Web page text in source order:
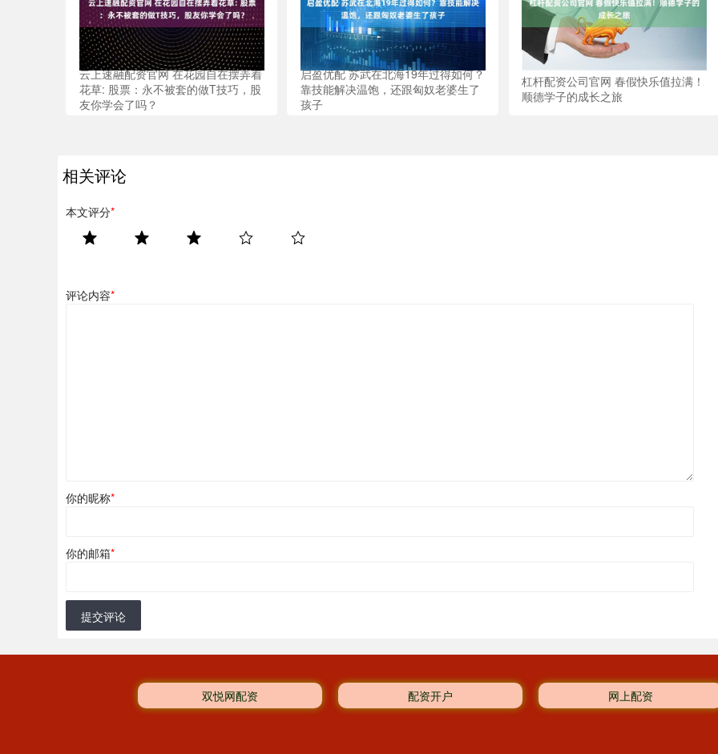
云上速融配资官网 在花园自在摆弄着
花草: 股票：永不被套的做T技巧，股
友你学会了吗？
启盈优配 苏武在北海19年过得如何？
靠技能解决温饱，还跟匈奴老婆生了
孩子
杠杆配资公司官网 春假快乐值拉满！
顺德学子的成长之旅
相关评论
本文评分*
评论内容*
你的昵称*
你的邮箱*
提交评论
双悦网配资 配资开户 网上配资